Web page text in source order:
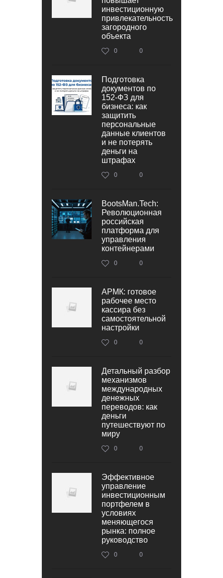
инвестиционную
привлекательность
загородного
объекта
0 0
Подготовка
документов по
152‑ФЗ для
бизнеса: как
защитить
персональные
данные клиентов
и не потерять
деньги на
штрафах
0 0
BootsMan.Tech:
Революционная
российская
платформа для
управления
контейнерами
0 0
АРМК: готовое
рабочее место
кассира без
самостоятельной
настройки
0 0
Детальный разбор
механизмов
международных
денежных
переводов: как
деньги
путешествуют по
миру
0 0
Эффективное
управление
инвестиционным
портфелем в
условиях
меняющегося
рынка: полное
руководство
0 0